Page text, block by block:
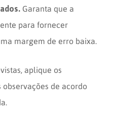
Garanta que a
para fornecer
margem de erro baixa.
aplique os
observações de acordo